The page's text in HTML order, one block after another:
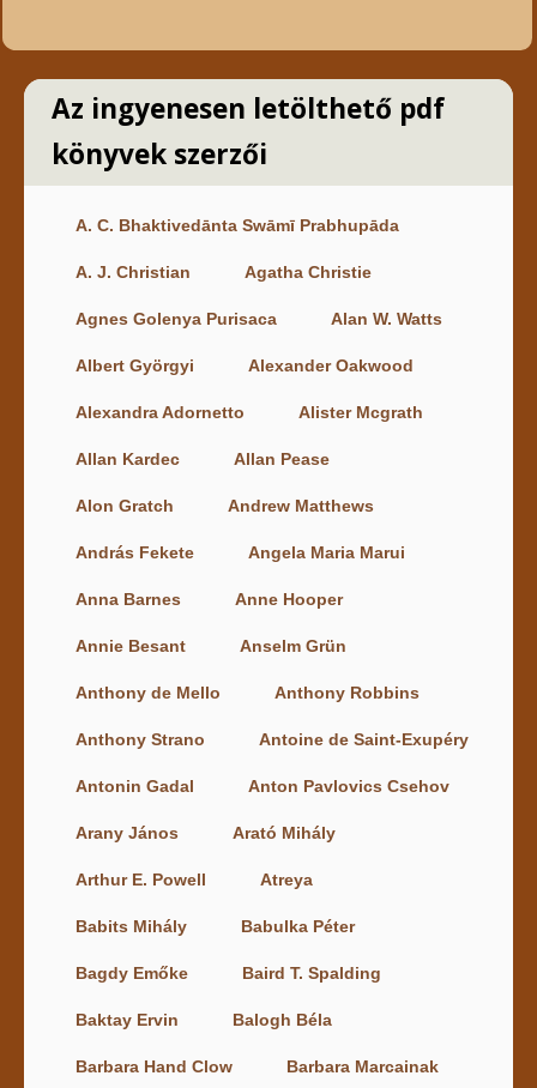
Az ingyenesen letölthető pdf
könyvek szerzői
A. C. Bhaktivedānta Swāmī Prabhupāda
A. J. Christian Agatha Christie
Agnes Golenya Purisaca Alan W. Watts
Albert Györgyi Alexander Oakwood
Alexandra Adornetto Alister Mcgrath
Allan Kardec Allan Pease
Alon Gratch Andrew Matthews
András Fekete Angela Maria Marui
Anna Barnes Anne Hooper
Annie Besant Anselm Grün
Anthony de Mello Anthony Robbins
Anthony Strano Antoine de Saint-Exupéry
Antonin Gadal Anton Pavlovics Csehov
Arany János Arató Mihály
Arthur E. Powell Atreya
Babits Mihály Babulka Péter
Bagdy Emőke Baird T. Spalding
Baktay Ervin Balogh Béla
Barbara Hand Clow Barbara Marcainak